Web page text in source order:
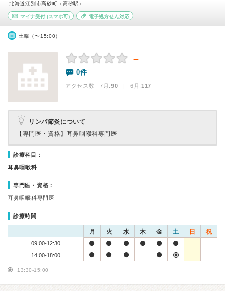
北海道江別市高砂町（高砂駅）
マイナ受付 (スマホ可) 電子処方せん対応
土曜（〜15:00）
－
0件
アクセス数 7月:90 | 6月:117
リンパ節炎について
【専門医・資格】 耳鼻咽喉科専門医
診療科目：
耳鼻咽喉科
専門医・資格：
耳鼻咽喉科専門医
診療時間
月 火 水 木 金 土 日 祝
09:00-12:30
14:00-18:00
13:30-15:00